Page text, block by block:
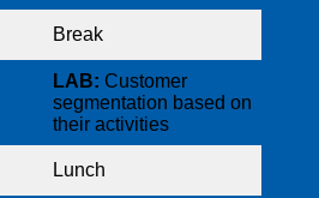
Break
LAB: Customer
segmentation based on
their activities
Lunch